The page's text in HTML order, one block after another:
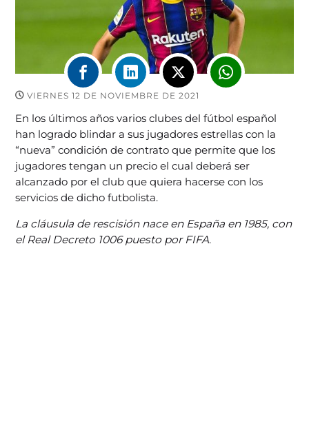
VIERNES 12 DE NOVIEMBRE DE 2021
En los últimos años varios clubes del fútbol español
han logrado blindar a sus jugadores estrellas con la
“nueva” condición de contrato que permite que los
jugadores tengan un precio el cual deberá ser
alcanzado por el club que quiera hacerse con los
servicios de dicho futbolista.
La cláusula de rescisión nace en España en 1985, con
el Real Decreto 1006 puesto por FIFA.